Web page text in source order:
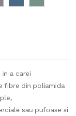
a carei
fibre din poliamida
sau pufoase si